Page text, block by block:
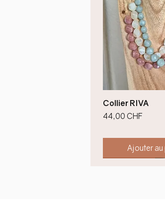
Aperçu
Collier RIVA
Prix
44,00 CHF
Ajouter au